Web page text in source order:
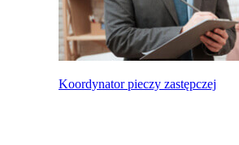
Koordynator pieczy zastępczej